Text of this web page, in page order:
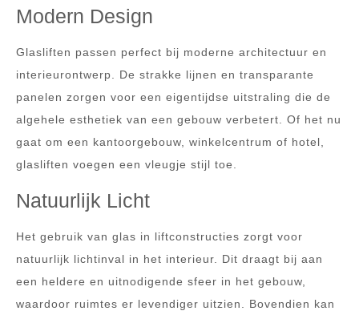
Modern Design
Glasliften passen perfect bij moderne architectuur en
interieurontwerp. De strakke lijnen en transparante
panelen zorgen voor een eigentijdse uitstraling die de
algehele esthetiek van een gebouw verbetert. Of het nu
gaat om een kantoorgebouw, winkelcentrum of hotel,
glasliften voegen een vleugje stijl toe.
Natuurlijk Licht
Het gebruik van glas in liftconstructies zorgt voor
natuurlijk lichtinval in het interieur. Dit draagt bij aan
een heldere en uitnodigende sfeer in het gebouw,
waardoor ruimtes er levendiger uitzien. Bovendien kan